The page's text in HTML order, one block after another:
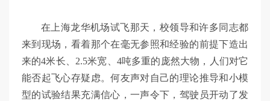
在上海龙华机场试飞那天，校领导和许多同志都
来到现场，看着那个在毫无参照和经验的前提下造出
来的4米长、2.5米宽、4吨多重的庞然大物，人们对它
能否起飞心存疑虑。何友声对自己的理论推导和小模
型的试验结果充满信心，一声令下，驾驶员开动了发